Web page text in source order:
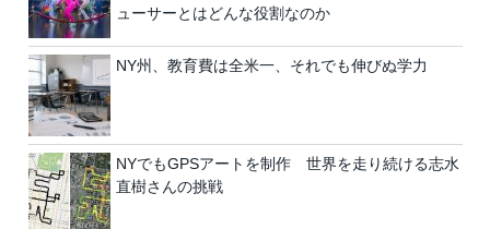
ューサーとはどんな役割なのか
NY州、教育費は全米一、それでも伸びぬ学力
NYでもGPSアートを制作 世界を走り続ける志水
直樹さんの挑戦